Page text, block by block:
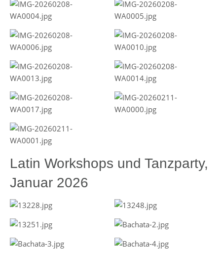
Latin Workshops und Tanzparty,
Januar 2026